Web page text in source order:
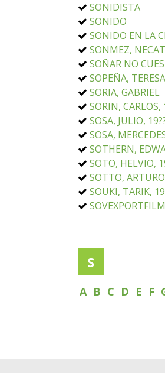
SONIDISTA
SONIDO
SONIDO EN LA
SONMEZ,
SOÑAR NO
SOPEÑA,
SORIA, GABRIEL
SORIN, CARLOS,
SOSA, JULIO,
SOSA,
SOTHERN,
SOTO, HELVIO,
SOTTO,
SOUKI, TARIK,
SOVEXPORTFILM
S
A B C D E F